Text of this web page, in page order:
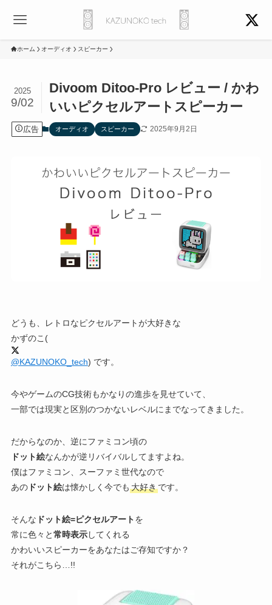
ホーム オーディオ スピーカー
Divoom Ditoo-Pro レビュー / かわ
いいピクセルアートスピーカー
2025
9/02
広告 オーディオ スピーカー 2025年9月2日
どうも、レトロなピクセルアートが大好きな
かずのこ(
@KAZUNOKO_tech) です。
今やゲームのCG技術もかなりの進歩を見せていて、
一部では現実と区別のつかないレベルにまでなってきました。
だからなのか、逆にファミコン頃の
ドット絵なんかが逆リバイバルしてますよね。
僕はファミコン、スーファミ世代なので
あのドット絵は懐かしく今でも 大好きです。
そんな ドット絵=ピクセルアートを
常に色々と常時表示してくれる
かわいいスピーカーをあなたはご存知ですか？
それがこちら…!!